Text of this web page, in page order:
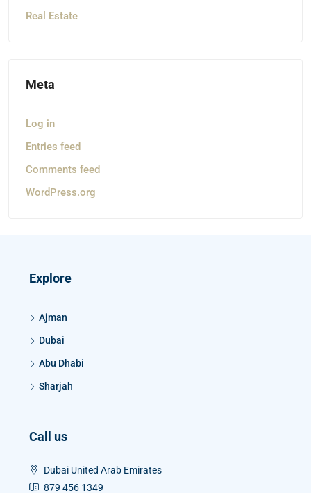
Real Estate
Meta
Log in
Entries feed
Comments feed
WordPress.org
Explore
Ajman
Dubai
Abu Dhabi
Sharjah
Call us
Dubai United Arab Emirates
879 456 1349